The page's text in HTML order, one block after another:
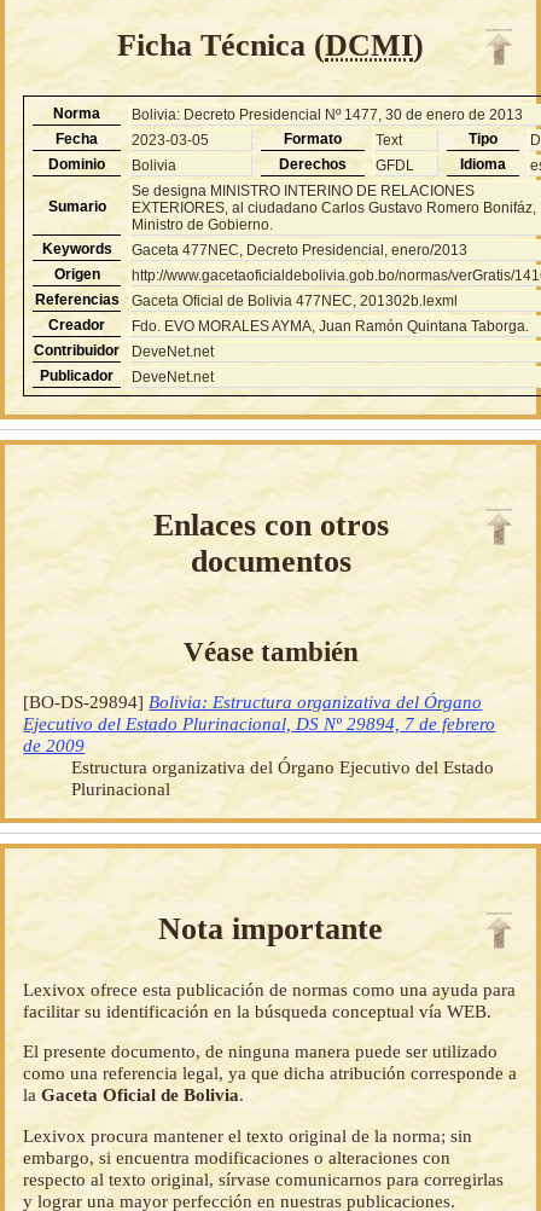
Ficha Técnica (DCMI)
Norma
Bolivia: Decreto Presidencial Nº 1477, 30 de enero de 2013
Fecha
2023-03-05 Formato Text Tipo
Dominio
Bolivia Derechos GFDL Idioma
Sumario
Se designa MINISTRO INTERINO DE RELACIONES
EXTERIORES, al ciudadano Carlos Gustavo Romero Bonifáz,
Ministro de Gobierno.
Keywords
Gaceta 477NEC, Decreto Presidencial, enero/2013
Origen
http://www.gacetaoficialdebolivia.gob.bo/normas/verGratis/
Referencias
Gaceta Oficial de Bolivia 477NEC, 201302b.lexml
Creador
Fdo. EVO MORALES AYMA, Juan Ramón Quintana Taborga.
Contribuidor
DeveNet.net
Publicador
DeveNet.net
Enlaces con otros
documentos
Véase también
[BO-DS-29894] Bolivia: Estructura organizativa del Órgano
Ejecutivo del Estado Plurinacional, DS Nº 29894, 7 de febrero
de 2009
Estructura organizativa del Órgano Ejecutivo del Estado
Plurinacional
Nota importante
Lexivox ofrece esta publicación de normas como una ayuda para
facilitar su identificación en la búsqueda conceptual vía WEB.
El presente documento, de ninguna manera puede ser utilizado
como una referencia legal, ya que dicha atribución corresponde a
laGaceta Oficial de Bolivia.
Lexivox procura mantener el texto original de la norma; sin
embargo, si encuentra modificaciones o alteraciones con
respecto al texto original, sírvase comunicarnos para corregirlas
y lograr una mayor perfección en nuestras publicaciones.